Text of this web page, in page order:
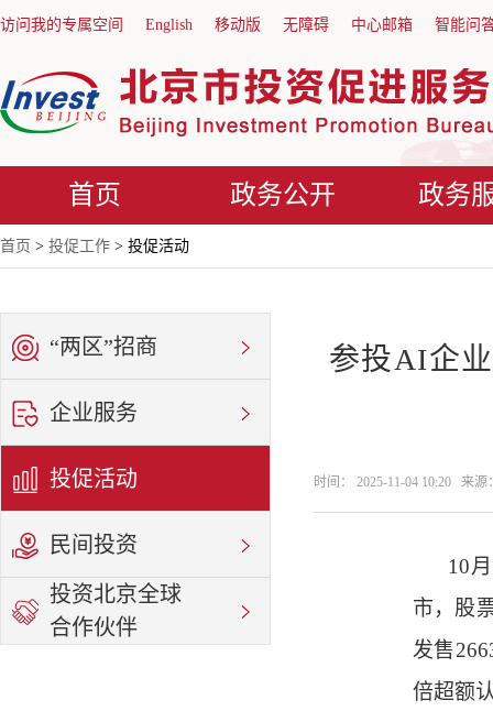
访问我的专属空间 English 移动版 无障碍 中心邮箱 智能问
首页 政务公开 政务
首页 > 投促工作 > 投促活动
“两区”招商
企业服务
投促活动
民间投资
投资北京全球
合作伙伴
参投AI企
时间： 2025-11-04 10:20 来源
10
市，股
发售
倍超额